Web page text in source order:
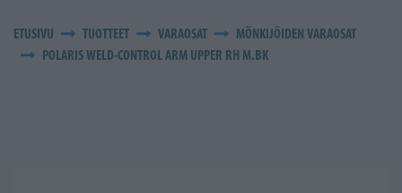
ETUSIVU TUOTTEET VARAOSAT
MÖNKIJÖIDEN VARAOSAT
POLARIS WELD-CONTROL ARM UPPER RH M.BK